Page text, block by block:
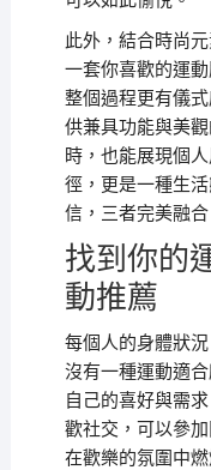
此外，結合時尚
一套你喜歡的運
整個過程更有儀
供兼具功能與美
時，也能展現個
徑，更是一種生
信，三者完美融合
找到你的
動推薦
每個人的身體狀
沒有一種運動適
自己的喜好與需
歡社交，可以參
在歡樂的氛圍中